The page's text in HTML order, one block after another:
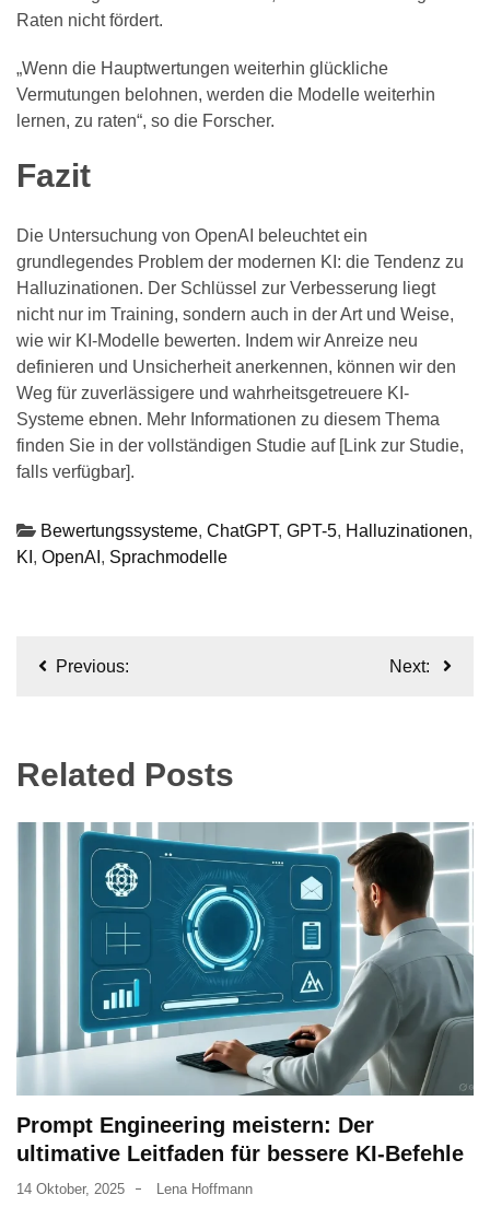
Raten nicht fördert.
„Wenn die Hauptwertungen weiterhin glückliche
Vermutungen belohnen, werden die Modelle weiterhin
lernen, zu raten“, so die Forscher.
Fazit
Die Untersuchung von OpenAI beleuchtet ein
grundlegendes Problem der modernen KI: die Tendenz zu
Halluzinationen. Der Schlüssel zur Verbesserung liegt
nicht nur im Training, sondern auch in der Art und Weise,
wie wir KI-Modelle bewerten. Indem wir Anreize neu
definieren und Unsicherheit anerkennen, können wir den
Weg für zuverlässigere und wahrheitsgetreuere KI-
Systeme ebnen. Mehr Informationen zu diesem Thema
finden Sie in der vollständigen Studie auf [Link zur Studie,
falls verfügbar].
Bewertungssysteme, ChatGPT, GPT-5, Halluzinationen,
KI , OpenAI , Sprachmodelle
Beitragsnavigation
Previous: Next:
Related Posts
Prompt Engineering meistern: Der
ultimative Leitfaden für bessere KI-Befehle
14 Oktober, 2025 Lena Hoffmann